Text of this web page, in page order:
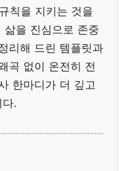
칙을 지키는 것을
을 진심으로 존중
리해 드린 템플릿과
곡 없이 온전히 전
한마디가 더 깊고
.